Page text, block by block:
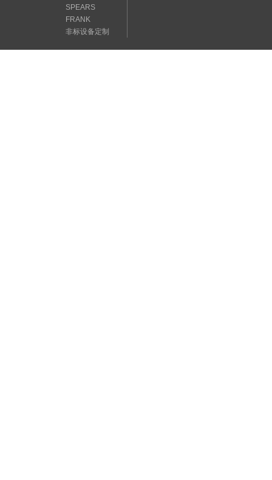
SPEARS
FRANK
非标设备定制